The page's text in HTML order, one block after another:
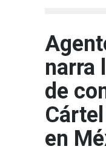
narra
de
en